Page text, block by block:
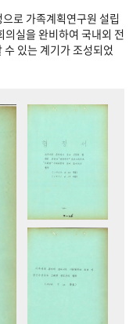
로 가족계획연구원 설립
실을 완비하여 국내외 전
있는 계기가 조성되었